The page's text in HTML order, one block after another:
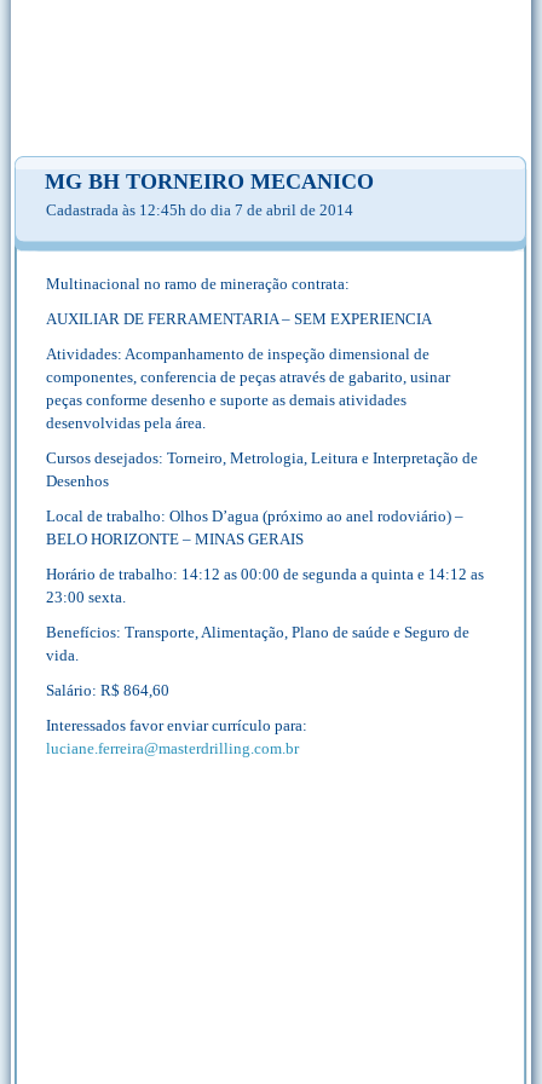
MG BH TORNEIRO MECANICO
Cadastrada às 12:45h do dia 7 de abril de 2014
Multinacional no ramo de mineração contrata:
AUXILIAR DE FERRAMENTARIA – SEM EXPERIENCIA
Atividades: Acompanhamento de inspeção dimensional de
componentes, conferencia de peças através de gabarito, usinar
peças conforme desenho e suporte as demais atividades
desenvolvidas pela área.
Cursos desejados: Torneiro, Metrologia, Leitura e Interpretação de
Desenhos
Local de trabalho: Olhos D’agua (próximo ao anel rodoviário) –
BELO HORIZONTE – MINAS GERAIS
Horário de trabalho: 14:12 as 00:00 de segunda a quinta e 14:12 as
23:00 sexta.
Benefícios: Transporte, Alimentação, Plano de saúde e Seguro de
vida.
Salário: R$ 864,60
Interessados favor enviar currículo para:
luciane.ferreira@masterdrilling.com.br